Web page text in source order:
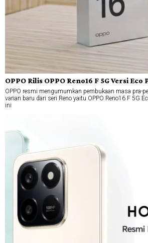
OPPO Rilis OPPO Reno16 F 5G Versi Eco
OPPO resmi mengumumkan pembukaan masa pra-
varian baru dari seri Reno yaitu OPPO Reno16 F 5G
ini